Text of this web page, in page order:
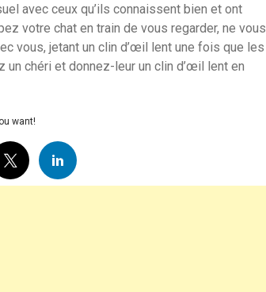
avec ceux qu’ils connaissent bien et ont
votre chat en train de vous regarder, ne vous
vous, jetant un clin d’œil lent une fois que les
un chéri et donnez-leur un clin d’œil lent en
want!